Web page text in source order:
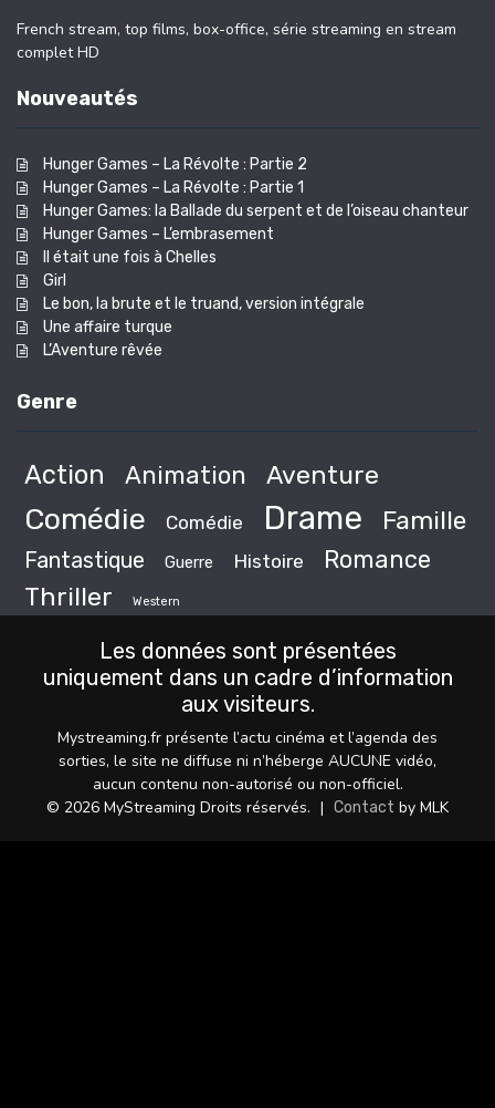
French stream, top films, box-office, série streaming en stream
complet HD
Nouveautés
Hunger Games – La Révolte : Partie 2
Hunger Games – La Révolte : Partie 1
Hunger Games: la Ballade du serpent et de l’oiseau chanteur
Hunger Games – L’embrasement
Il était une fois à Chelles
Girl
Le bon, la brute et le truand, version intégrale
Une affaire turque
L’Aventure rêvée
Genre
Action Animation Aventure
Comédie Comédie Drame Famille
Fantastique Guerre Histoire Romance
Thriller Western
Les données sont présentées
uniquement dans un cadre d’information
aux visiteurs.
Mystreaming.fr présente l’actu cinéma et l’agenda des
sorties, le site ne diffuse ni n’héberge AUCUNE vidéo,
aucun contenu non-autorisé ou non-officiel.
© 2026 MyStreaming Droits réservés. | Contact by MLK